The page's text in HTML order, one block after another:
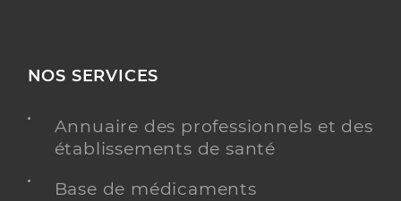
NOS SERVICES
Annuaire des professionnels et des
établissements de santé
Base de médicaments